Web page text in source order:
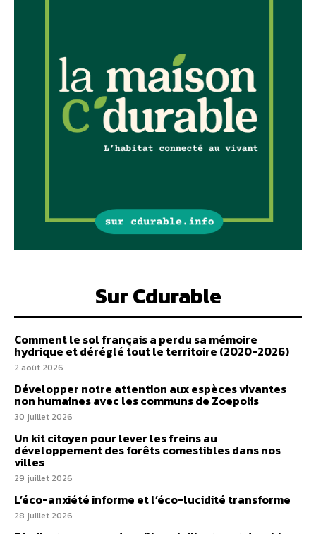
Sur Cdurable
Comment le sol français a perdu sa mémoire
hydrique et déréglé tout le territoire (2020-2026)
2 août 2026
Développer notre attention aux espèces vivantes
non humaines avec les communs de Zoepolis
30 juillet 2026
Un kit citoyen pour lever les freins au
développement des forêts comestibles dans nos
villes
29 juillet 2026
L’éco-anxiété informe et l’éco-lucidité transforme
28 juillet 2026